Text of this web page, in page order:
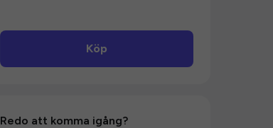
Köp
Redo att komma igång?